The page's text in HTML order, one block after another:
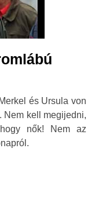
és Ursula von
Nem kell megijedni,
nők! Nem az